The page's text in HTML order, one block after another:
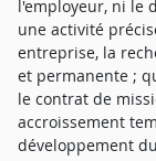
l'employeur, ni le
une activité
entreprise, la
et permanente ;
le contrat de
accroissement
développement